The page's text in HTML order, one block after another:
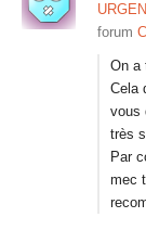
forum
On a
Cela
vous
très
Par
mec